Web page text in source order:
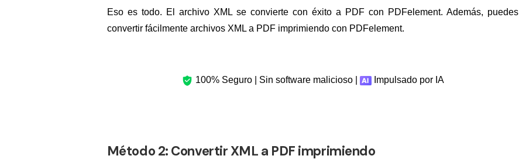
Eso es todo. El archivo XML se convierte con éxito a PDF con PDFelement. Además, puedes
convertir fácilmente archivos XML a PDF imprimiendo con PDFelement.
100% Seguro | Sin software malicioso | Impulsado por IA
Método 2: Convertir XML a PDF imprimiendo